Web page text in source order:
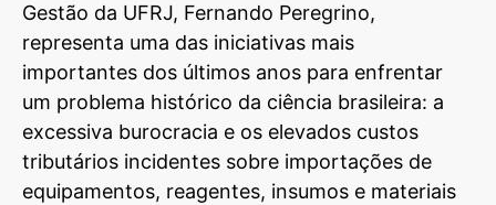
Gestão da UFRJ, Fernando Peregrino,
representa uma das iniciativas mais
importantes dos últimos anos para enfrentar
um problema histórico da ciência brasileira: a
excessiva burocracia e os elevados custos
tributários incidentes sobre importações de
equipamentos, reagentes, insumos e materiais